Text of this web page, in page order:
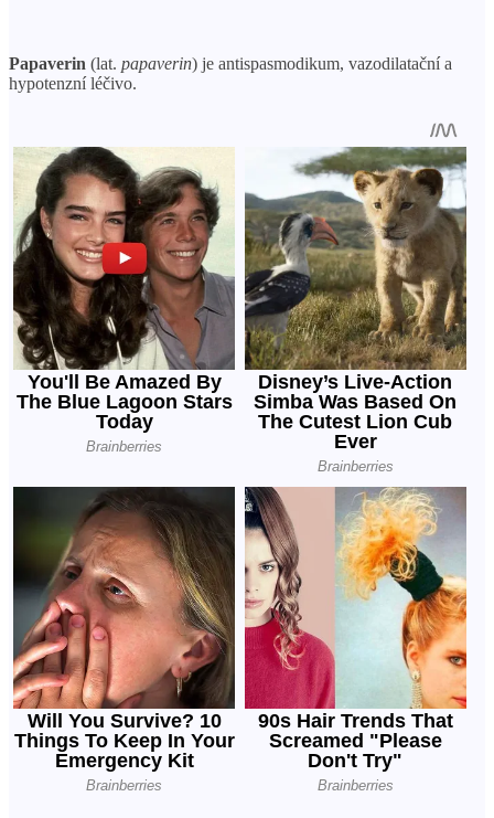
Papaverin (lat. papaverin) je antispasmodikum, vazodilatační a
hypotenzní léčivo.